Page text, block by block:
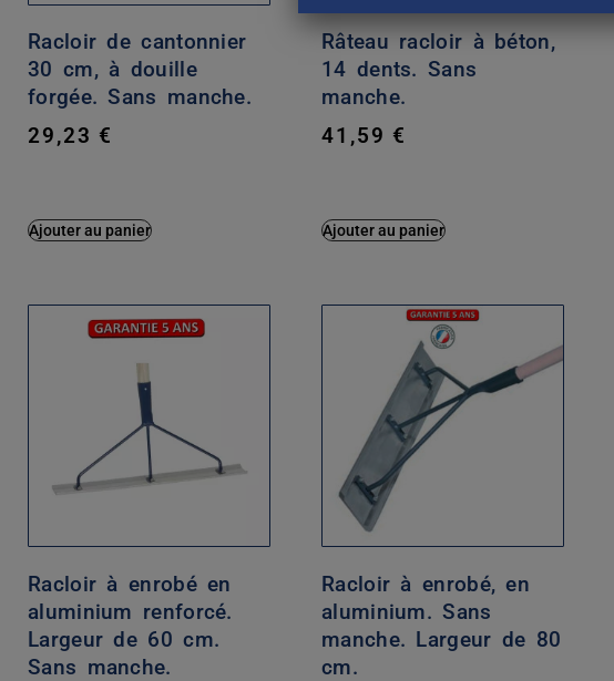
Racloir de cantonnier
30 cm, à douille
forgée. Sans manche.
29,23 €
Ajouter au panier
Râteau racloir à béton,
14 dents. Sans
manche.
41,59 €
Ajouter au panier
Racloir à enrobé en
aluminium renforcé.
Largeur de 60 cm.
Sans manche.
Racloir à enrobé, en
aluminium. Sans
manche. Largeur de 80
cm.